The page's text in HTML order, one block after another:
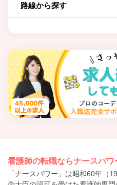
路線から探す
看護師の転職ならナースパワ
「ナースパワー」は昭和60年（